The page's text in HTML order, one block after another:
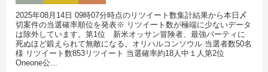
2025年08月14日 09時07分時点のリツイート数集計結果から本日〆
切案件の当選確率順位を発表※ リツイート数が極端に少ないデータ
は除外しています。第1位 新米オッサン冒険者、最強パーティに
死ぬほど鍛えられて無敵になる。オリハルコンソウル 当選者数50名
様 リツイート数853リツイート 当選確率約18人中１人第2位
Oneone公...